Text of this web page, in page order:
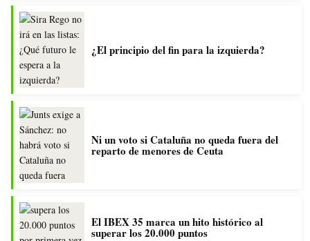
¿El principio del fin para la izquierda?
Ni un voto si Cataluña no queda fuera del
reparto de menores de Ceuta
El IBEX 35 marca un hito histórico al
superar los 20.000 puntos